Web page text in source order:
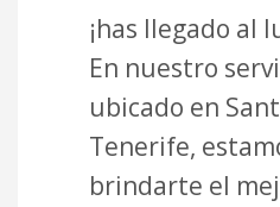
¡has llegado al
En nuestro
ubicado en
Tenerife,
brindarte el